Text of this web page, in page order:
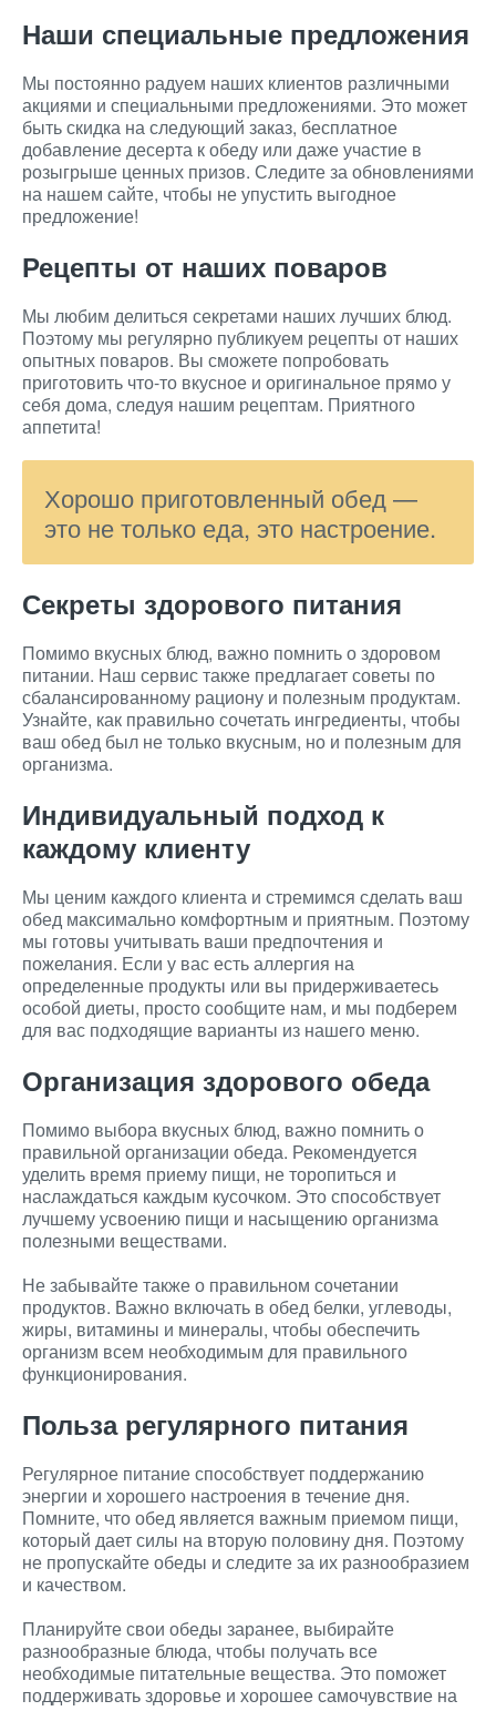
Наши специальные предложения
Мы постоянно радуем наших клиентов различными
акциями и специальными предложениями. Это может
быть скидка на следующий заказ, бесплатное
добавление десерта к обеду или даже участие в
розыгрыше ценных призов. Следите за обновлениями
на нашем сайте, чтобы не упустить выгодное
предложение!
Рецепты от наших поваров
Мы любим делиться секретами наших лучших блюд.
Поэтому мы регулярно публикуем рецепты от наших
опытных поваров. Вы сможете попробовать
приготовить что-то вкусное и оригинальное прямо у
себя дома, следуя нашим рецептам. Приятного
аппетита!
Хорошо приготовленный обед —
это не только еда, это настроение.
Секреты здорового питания
Помимо вкусных блюд, важно помнить о здоровом
питании. Наш сервис также предлагает советы по
сбалансированному рациону и полезным продуктам.
Узнайте, как правильно сочетать ингредиенты, чтобы
ваш обед был не только вкусным, но и полезным для
организма.
Индивидуальный подход к
каждому клиенту
Мы ценим каждого клиента и стремимся сделать ваш
обед максимально комфортным и приятным. Поэтому
мы готовы учитывать ваши предпочтения и
пожелания. Если у вас есть аллергия на
определенные продукты или вы придерживаетесь
особой диеты, просто сообщите нам, и мы подберем
для вас подходящие варианты из нашего меню.
Организация здорового обеда
Помимо выбора вкусных блюд, важно помнить о
правильной организации обеда. Рекомендуется
уделить время приему пищи, не торопиться и
наслаждаться каждым кусочком. Это способствует
лучшему усвоению пищи и насыщению организма
полезными веществами.
Не забывайте также о правильном сочетании
продуктов. Важно включать в обед белки, углеводы,
жиры, витамины и минералы, чтобы обеспечить
организм всем необходимым для правильного
функционирования.
Польза регулярного питания
Регулярное питание способствует поддержанию
энергии и хорошего настроения в течение дня.
Помните, что обед является важным приемом пищи,
который дает силы на вторую половину дня. Поэтому
не пропускайте обеды и следите за их разнообразием
и качеством.
Планируйте свои обеды заранее, выбирайте
разнообразные блюда, чтобы получать все
необходимые питательные вещества. Это поможет
поддерживать здоровье и хорошее самочувствие на